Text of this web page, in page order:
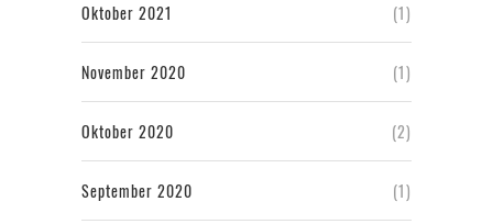
Oktober 2021 (1)
November 2020 (1)
Oktober 2020 (2)
September 2020 (1)